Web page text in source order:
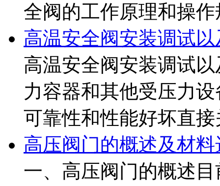
全阀的工作原理和操
高温安全阀安装调试
高温安全阀安装调试
力容器和其他受压力
可靠性和性能好坏直
高压阀门的概述及材料
一、高压阀门的概述